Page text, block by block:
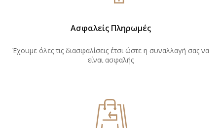
Ασφαλείς Πληρωμές
Έχουμε όλες τις διασφαλίσεις έτσι ώστε η συναλλαγή σας να
είναι ασφαλής